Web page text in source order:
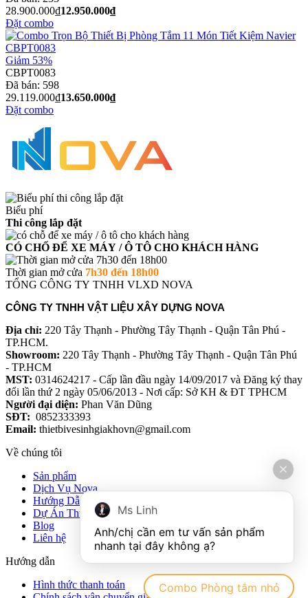
28.900.000₫12.950.000₫
Đặt combo
Giảm 53%
CBPT0083
Đã bán: 598
29.119.000₫13.650.000₫
Đặt combo
Biểu phí
Thi công lắp đặt
CÓ CHỐ ĐỂ XE MÁY / Ô TÔ CHO KHÁCH HÀNG
Thời gian mở cửa 7h30 đến 18h00
TỔNG CÔNG TY TNHH VLXD NOVA
CÔNG TY TNHH VẬT LIỆU XÂY DỰNG NOVA
Địa chỉ: 220 Tây Thạnh - Phường Tây Thạnh - Quận Tân Phú -
TP.HCM.
Showroom: 220 Tây Thạnh - Phường Tây Thạnh - Quận Tân Phú
- TP.HCM
MST: 0314624217 - Cấp lần đầu ngày 14/09/2017 và Đăng ký thay
đổi lần thứ 2 ngày 05/06/2013 - Nơi cấp: Sở KH & ĐT TPHCM
Người đại diện: Phan Văn Dũng
SĐT: 0852333393
Email: thietbivesinhgiakhovn@gmail.com
Về chúng tôi
Sản phẩm
Dịch Vụ Nova
Hướng Dẫn
Dự Án Thực Tế
Blog
Liên hệ
Hướng dẫn
Hình thức thanh toán
Ms Linh
Anh/chị cần em tư vấn sản phẩm
Combo Phòng tắm nhỏ